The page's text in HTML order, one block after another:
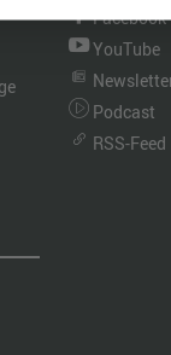
Facebook
YouTube
Podcast
RSS-Feed